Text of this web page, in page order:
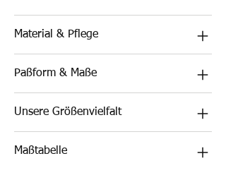
Material & Pflege
Paßform & Maße
Unsere Größenvielfalt
Maßtabelle